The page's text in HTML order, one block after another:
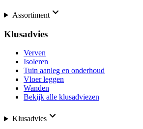
Assortiment
Klusadvies
Verven
Isoleren
Tuin aanleg en onderhoud
Vloer leggen
Wanden
Bekijk alle klusadviezen
Klusadvies